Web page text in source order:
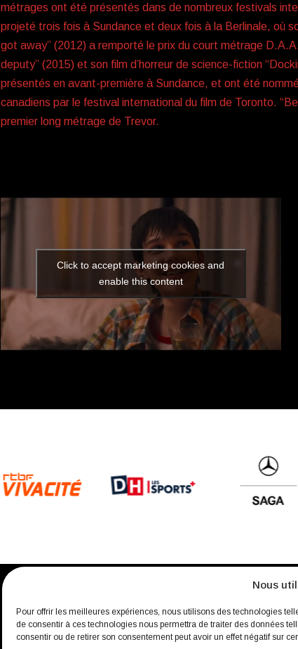
Nous
Pour offrir les meilleures expériences, nous utilisons des technologies
de consentir à ces technologies nous permettra de traiter des données
consentir ou de retirer son consentement peut avoir un effet négatif sur
métrages ont été présentés dans de nombreux festivals
projeté trois fois à Sundance et deux fois à la Berlinale, où
got away” (2012) a remporté le prix du court métrage
deputy” (2015) et son film d’horreur de science-fiction
présentés en avant-première à Sundance, et ont été
canadiens par le festival international du film de Toronto.
premier long métrage de Trevor.
Click to accept marketing cookies and
enable this content
À propos Archives Charte environnementale